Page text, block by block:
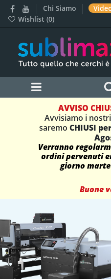
Chi Siamo
Wishlist (0)
AVVISO
Avvisiamo i
saremo CHIUSI
Verranno
ordini pervenuti
giorno
Buone